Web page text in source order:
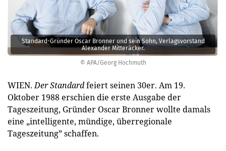
© APA/Georg Hochmuth
Standard-Gründer Oscar Bronner und sein Sohn, Verlagsvorstand
Alexander Mitteräcker.
WIEN.Der Standardfeiert seinen 30er. Am 19.
Oktober 1988 erschien die erste Ausgabe der
Tageszeitung, Gründer Oscar Bronner wollte damals
eine „intelligente, mündige, überregionale
Tageszeitung” schaffen.